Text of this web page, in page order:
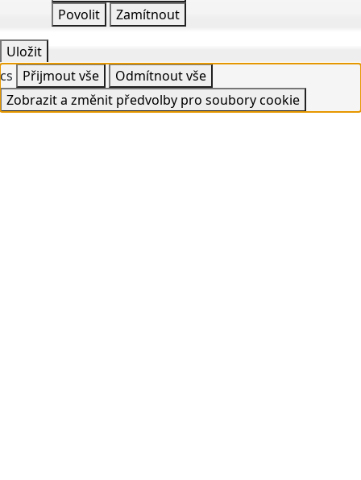
Povolit
Zamítnout
Uložit
cs
Přijmout vše
Odmítnout vše
Zobrazit a změnit předvolby pro soubory cookie